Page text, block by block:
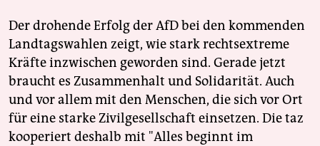
Der drohende Erfolg der AfD bei den kommenden
Landtagswahlen zeigt, wie stark rechtsextreme
Kräfte inzwischen geworden sind. Gerade jetzt
braucht es Zusammenhalt und Solidarität. Auch
und vor allem mit den Menschen, die sich vor Ort
für eine starke Zivilgesellschaft einsetzen. Die taz
kooperiert deshalb mit "Alles beginnt im